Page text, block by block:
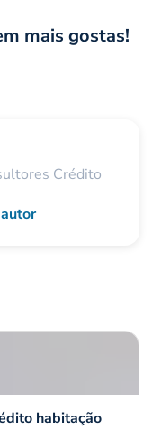
mais gostas!
Crédito
habitação